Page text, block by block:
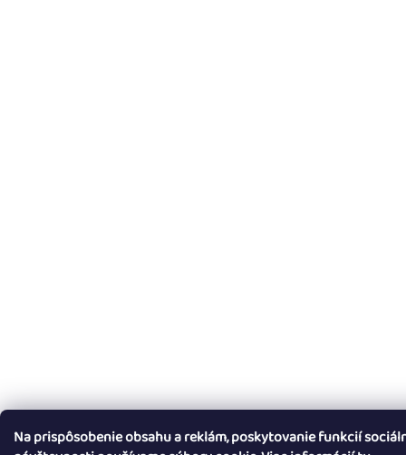
Na prispôsobenie obsahu a reklám, poskytovanie funkcií